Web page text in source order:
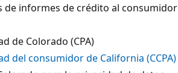
de informes de crédito al consumidor
de Colorado (CPA)
del consumidor de California (CCPA)